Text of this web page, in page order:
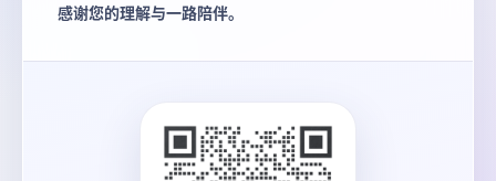
感谢您的理解与一路陪伴。